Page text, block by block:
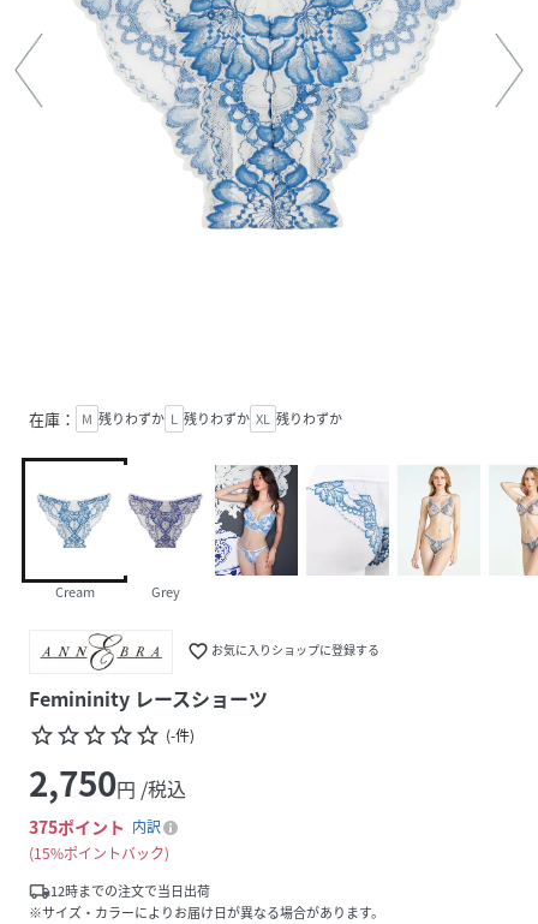
在庫： M 残りわずか L 残りわずか XL 残りわずか
Cream Grey
favorite_border お気に入りショップに登録する
Femininity レースショーツ
star_borderstar_borderstar_borderstar_borderstar_border (-件)
2,750円 /税込
375ポイント 内訳
15%ポイントバック
local_shipping12時までの注文で当日出荷
※サイズ・カラーによりお届け日が異なる場合があります。